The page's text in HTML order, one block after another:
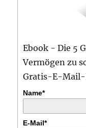
Ebook - Die 5
Vermögen zu
Gratis-E-
Name*
E-Mail*